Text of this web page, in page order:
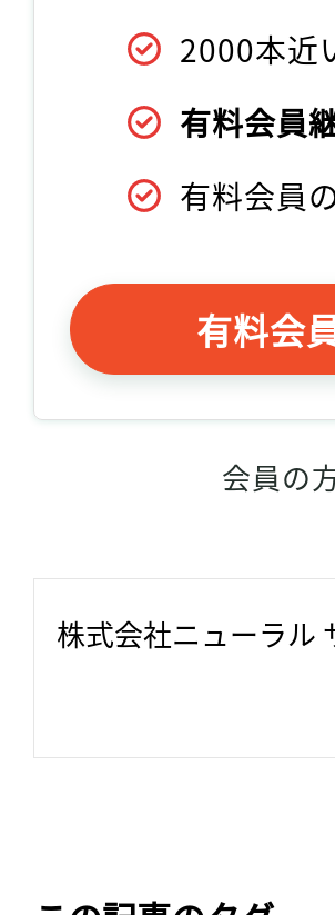
2000本近
有料会員
有料会員
有料会
会員の
株式会社ニューラル